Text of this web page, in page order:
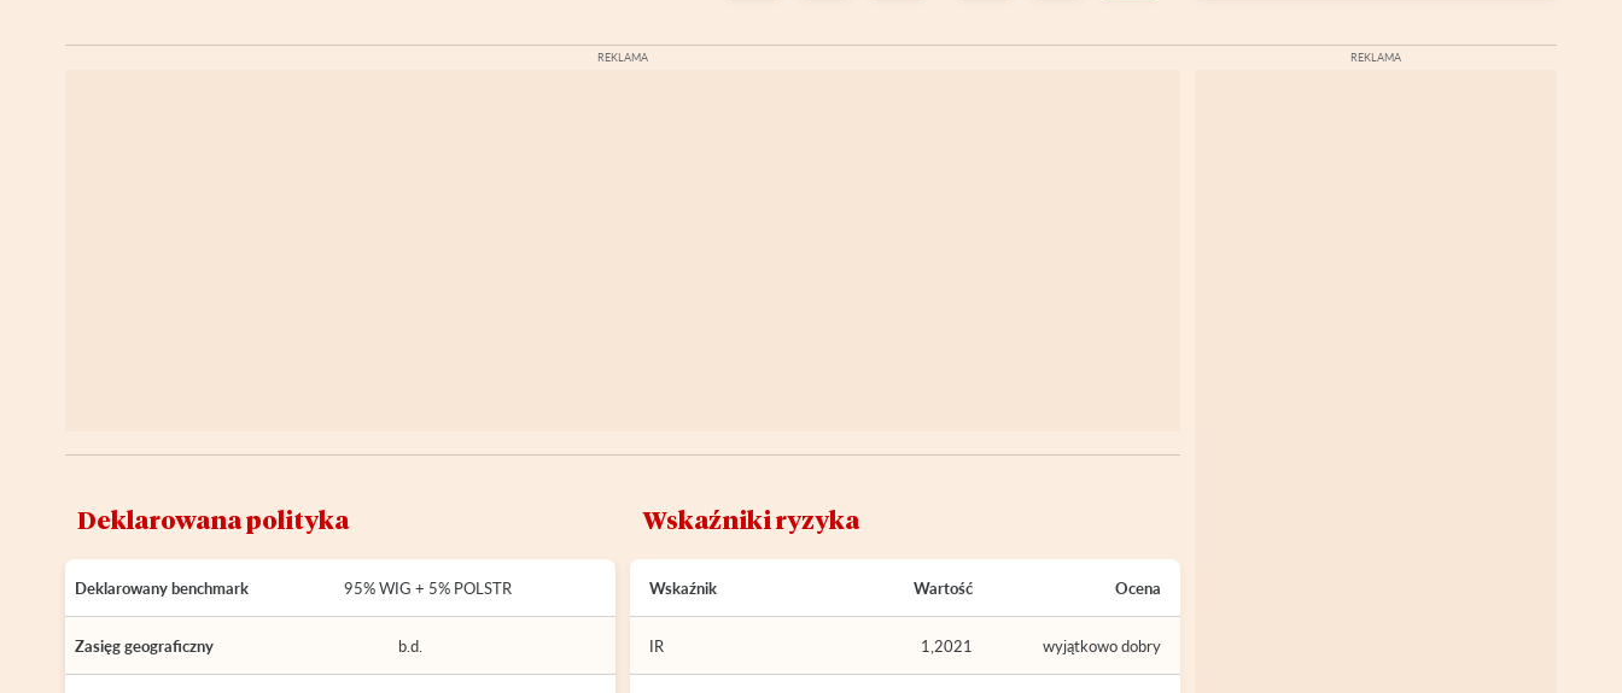
Deklarowana polityka
Deklarowany benchmark 95% WIG + 5% POLSTR
Zasięg geograficzny b.d.
Wskaźniki ryzyka
Wskaźnik Wartość Ocena
IR 1,2021 wyjątkowo dobry